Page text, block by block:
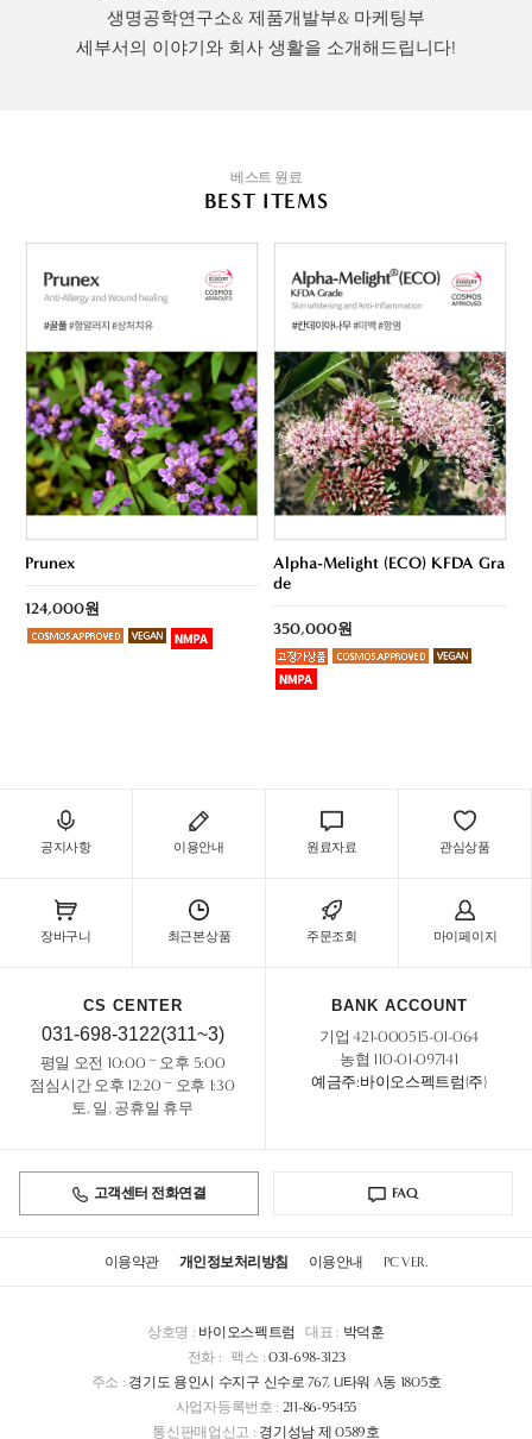
생명공학연구소& 제품개발부& 마케팅부
세부서의 이야기와 회사 생활을 소개해드립니다!
베스트 원료
BEST ITEMS
Prunex
124,000원
Alpha-Melight (ECO) KFDA Gra
de
350,000원
공지사항 이용안내 원료자료 관심상품
장바구니 최근본상품 주문조회 마이페이지
CS CENTER
031-698-3122(311~3)
평일 오전 10:00 ~ 오후 5:00
점심시간 오후 12:20 ~ 오후 1:30
토, 일, 공휴일 휴무
BANK ACCOUNT
기업 421-000515-01-064
농협 110-01-097141
예금주:바이오스펙트럼(주)
고객센터 전화연결 FAQ
이용약관 개인정보처리방침 이용안내 PC VER.
상호명 : 바이오스펙트럼 대표 : 박덕훈
전화 : 팩스 : 031-698-3123
주소 : 경기도 용인시 수지구 신수로 767, U타워 A동 1805호
사업자등록번호 : 211-86-95455
통신판매업신고 : 경기성남 제 0589호